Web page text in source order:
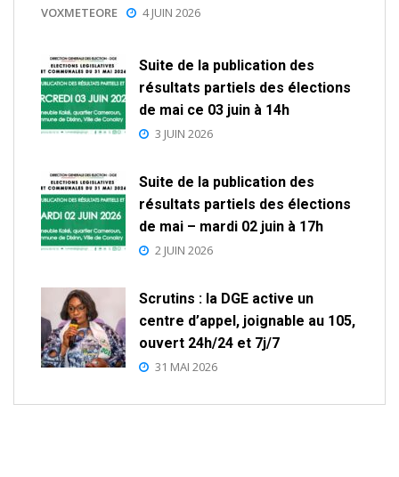
VOXMETEORE 4 JUIN 2026
Suite de la publication des
résultats partiels des élections
de mai ce 03 juin à 14h
3 JUIN 2026
Suite de la publication des
résultats partiels des élections
de mai – mardi 02 juin à 17h
2 JUIN 2026
Scrutins : la DGE active un
centre d’appel, joignable au 105,
ouvert 24h/24 et 7j/7
31 MAI 2026